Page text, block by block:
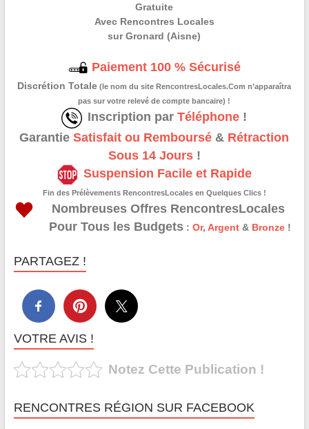
Gratuite
Avec Rencontres Locales
sur Gronard (Aisne)
Paiement 100 % Sécurisé
Discrétion Totale (le nom du site RencontresLocales.Com n’apparaîtra
pas sur votre relevé de compte bancaire) !
Inscription parTéléphone !
GarantieSatisfait ou Remboursé & Rétraction
Sous 14 Jours!
Suspension Facile et Rapide
Fin des Prélèvements RencontresLocales en Quelques Clics !
Nombreuses Offres RencontresLocales
Pour Tous les Budgets: Or, Argent& Bronze!
PARTAGEZ !
VOTRE AVIS !
Notez Cette Publication !
RENCONTRES RÉGION SUR FACEBOOK